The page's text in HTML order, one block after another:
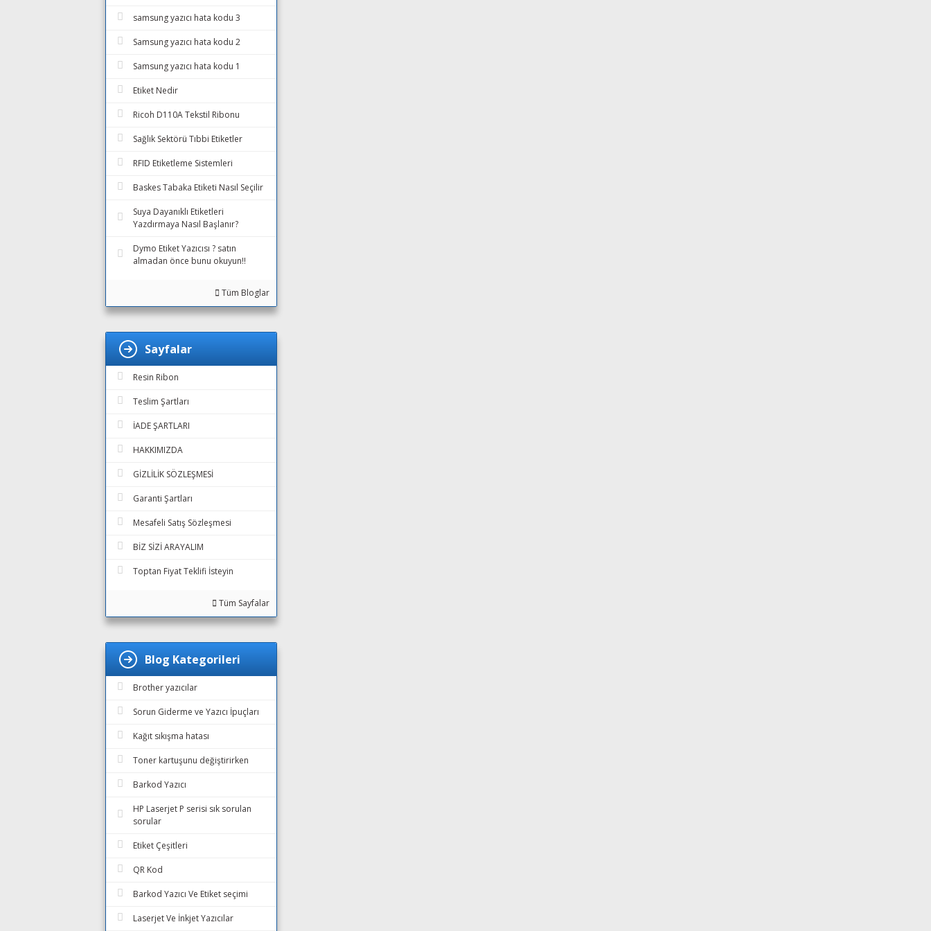
samsung yazıcı hata kodu 3
Samsung yazıcı hata kodu 2
Samsung yazıcı hata kodu 1
Etiket Nedir
Ricoh D110A Tekstil Ribonu
Sağlık Sektörü Tıbbi Etiketler
RFID Etiketleme Sistemleri
Baskes Tabaka Etiketi Nasıl Seçilir
Suya Dayanıklı Etiketleri
Yazdırmaya Nasıl Başlanır?
Dymo Etiket Yazıcısı ? satın
almadan önce bunu okuyun!!
Tüm Bloglar
Sayfalar
Resin Ribon
Teslim Şartları
İADE ŞARTLARI
HAKKIMIZDA
GİZLİLİK SÖZLEŞMESİ
Garanti Şartları
Mesafeli Satış Sözleşmesi
BİZ SİZİ ARAYALIM
Toptan Fiyat Teklifi İsteyin
Tüm Sayfalar
Blog Kategorileri
Brother yazıcılar
Sorun Giderme ve Yazıcı İpuçları
Kağıt sıkışma hatası
Toner kartuşunu değiştirirken
Barkod Yazıcı
HP Laserjet P serisi sık sorulan
sorular
Etiket Çeşitleri
QR Kod
Barkod Yazıcı Ve Etiket seçimi
Laserjet Ve İnkjet Yazıcılar